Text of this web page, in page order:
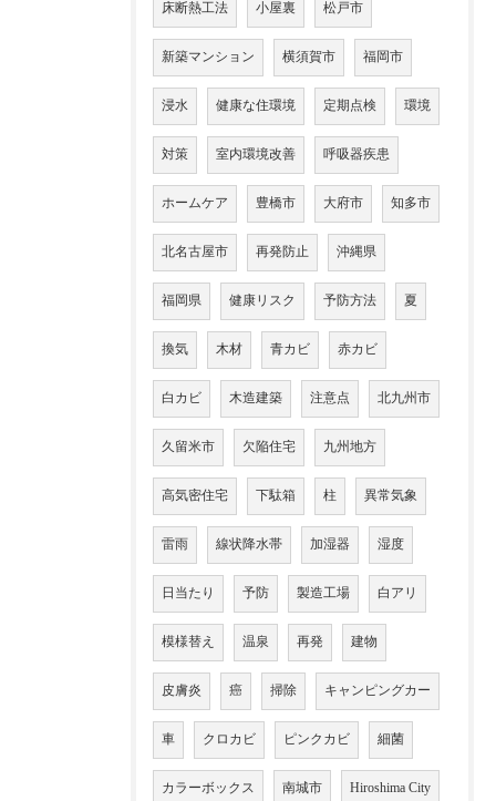
床断熱工法 小屋裏 松戸市
新築マンション 横須賀市 福岡市
浸水 健康な住環境 定期点検 環境
対策 室内環境改善 呼吸器疾患
ホームケア 豊橋市 大府市 知多市
北名古屋市 再発防止 沖縄県
福岡県 健康リスク 予防方法 夏
換気 木材 青カビ 赤カビ
白カビ 木造建築 注意点 北九州市
久留米市 欠陥住宅 九州地方
高気密住宅 下駄箱 柱 異常気象
雷雨 線状降水帯 加湿器 湿度
日当たり 予防 製造工場 白アリ
模様替え 温泉 再発 建物
皮膚炎 癌 掃除 キャンピングカー
車 クロカビ ピンクカビ 細菌
カラーボックス 南城市 Hiroshima City